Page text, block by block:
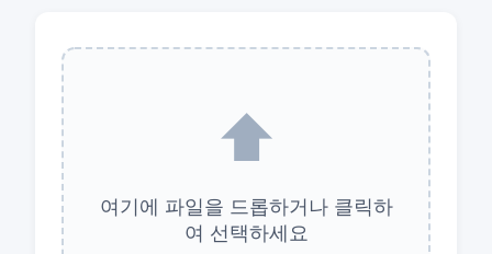
⬆️
여기에 파일을 드롭하거나 클릭하
여 선택하세요